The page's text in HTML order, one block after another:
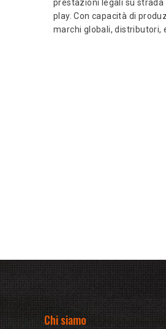
prestazioni legali su
play. Con capacità di
marchi globali, distributori,
Chi siamo